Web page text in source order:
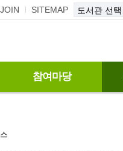
JOIN SITEMAP
참여마당